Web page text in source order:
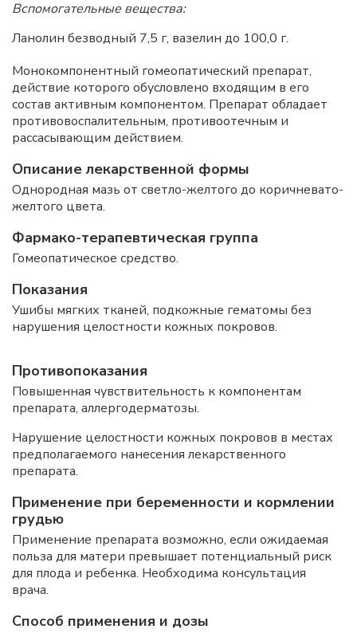
Вспомогательные вещества:
Ланолин безводный 7,5 г, вазелин до 100,0 г.
Монокомпонентный гомеопатический препарат,
действие которого обусловлено входящим в его
состав активным компонентом. Препарат обладает
противовоспалительным, противоотечным и
рассасывающим действием.
Описание лекарственной формы
Однородная мазь от светло-желтого до коричневато-
желтого цвета.
Фармако-терапевтическая группа
Гомеопатическое средство.
Показания
Ушибы мягких тканей, подкожные гематомы без
нарушения целостности кожных покровов.
Противопоказания
Повышенная чувствительность к компонентам
препарата, аллергодерматозы.
Нарушение целостности кожных покровов в местах
предполагаемого нанесения лекарственного
препарата.
Применение при беременности и кормлении
грудью
Применение препарата возможно, если ожидаемая
польза для матери превышает потенциальный риск
для плода и ребенка. Необходима консультация
врача.
Способ применения и дозы